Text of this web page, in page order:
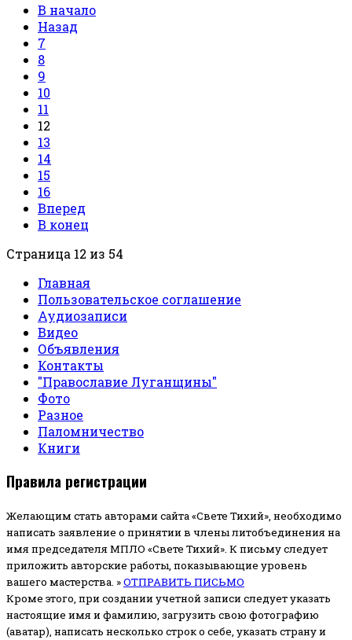
В начало
Назад
7
8
9
10
11
12
13
14
15
16
Вперед
В конец
Страница 12 из 54
Главная
Пользовательское соглашение
Аудиозаписи
Видео
Объявления
Контакты
"Православие Луганщины"
Фото
Разное
Паломничество
Книги
Правила регистрации
Желающим стать авторами сайта «Свете Тихий», необходимо
написать заявление о принятии в члены литобъединения на
имя председателя МПЛО «Свете Тихий». К письму следует
приложить авторские работы, показывающие уровень
вашего мастерства. »ОТПРАВИТЬ ПИСЬМО
Кроме этого, при создании учетной записи следует указать
настоящие имя и фамилию, загрузить свою фотографию
(аватар), написать несколько строк о себе, указать страну и